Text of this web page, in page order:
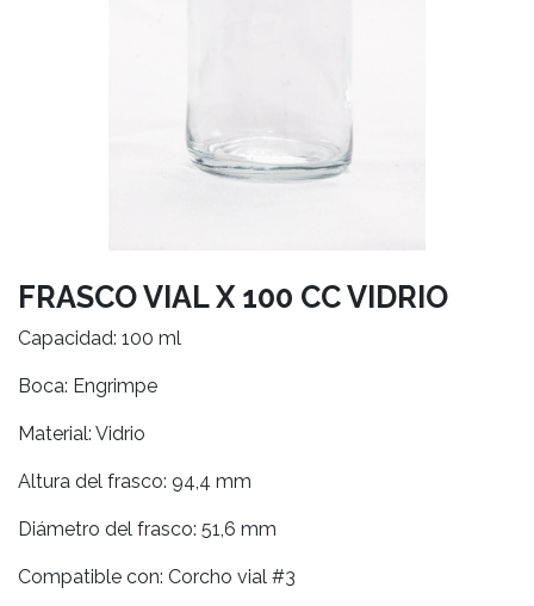
FRASCO VIAL X 100 CC VIDRIO
Capacidad: 100 ml
Boca: Engrimpe
Material: Vidrio
Altura del frasco: 94,4 mm
Diámetro del frasco: 51,6 mm
Compatible con: Corcho vial #3